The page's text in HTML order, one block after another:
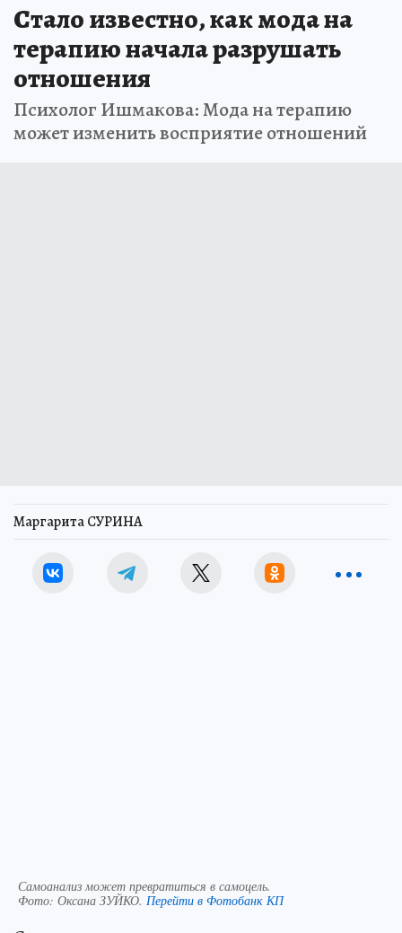
Стало известно, как мода на
терапию начала разрушать
отношения
Психолог Ишмакова: Мода на терапию
может изменить восприятие отношений
Маргарита СУРИНА
Самоанализ может превратиться в самоцель.
Фото: Оксана ЗУЙКО. Перейти в Фотобанк КП